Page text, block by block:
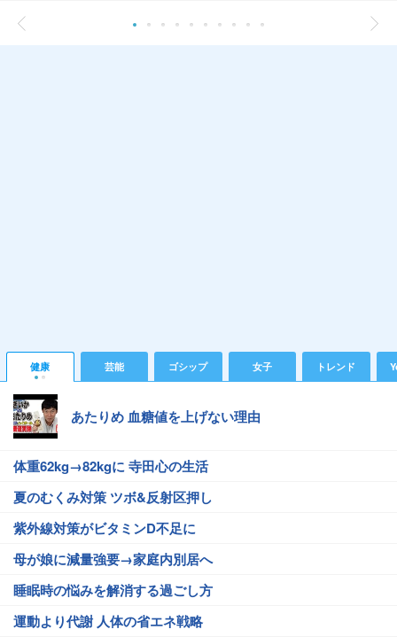
健康 芸能 ゴシップ 女子 トレンド
あたりめ 血糖値を上げない理由
体重62kg→82kgに 寺田心の生活
夏のむくみ対策 ツボ&反射区押し
紫外線対策がビタミンD不足に
母が娘に減量強要→家庭内別居へ
睡眠時の悩みを解消する過ごし方
運動より代謝 人体の省エネ戦略